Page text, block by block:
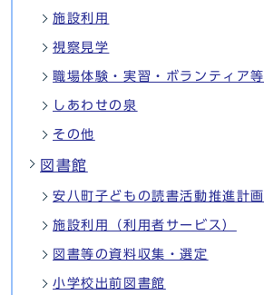
施設利用
視察見学
職場体験・実習・ボランティア等
しあわせの泉
その他
図書館
安八町子どもの読書活動推進計画
施設利用（利用者サービス）
図書等の資料収集・選定
小学校出前図書館